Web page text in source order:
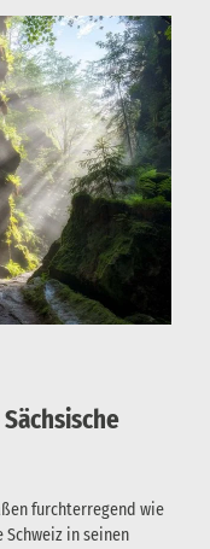
furchterregend wie
Schweiz in seinen